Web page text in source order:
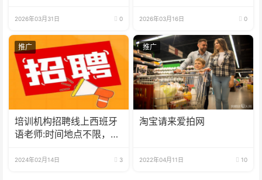
2026年03月31日 0 2026年03月16日 0
推广
培训机构招聘线上西班牙
语老师:时间地点不限，可
2024年02月14日 3
推广
淘宝请来爱拍网
2022年04月11日 10